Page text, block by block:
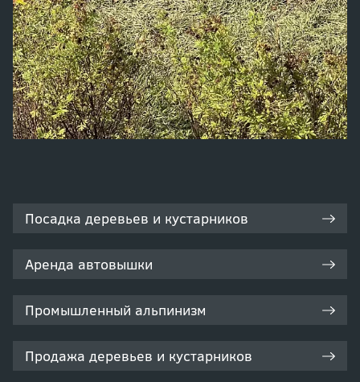
Посадка деревьев и кустарников
Аренда автовышки
Промышленный альпинизм
Продажа деревьев и кустарников